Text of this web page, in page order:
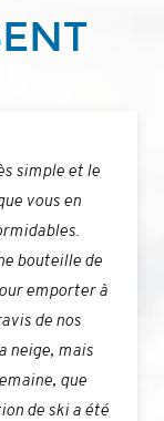
simple et le
vous en
bouteille de
emporter à
de nos
neige, mais
que
de ski a été